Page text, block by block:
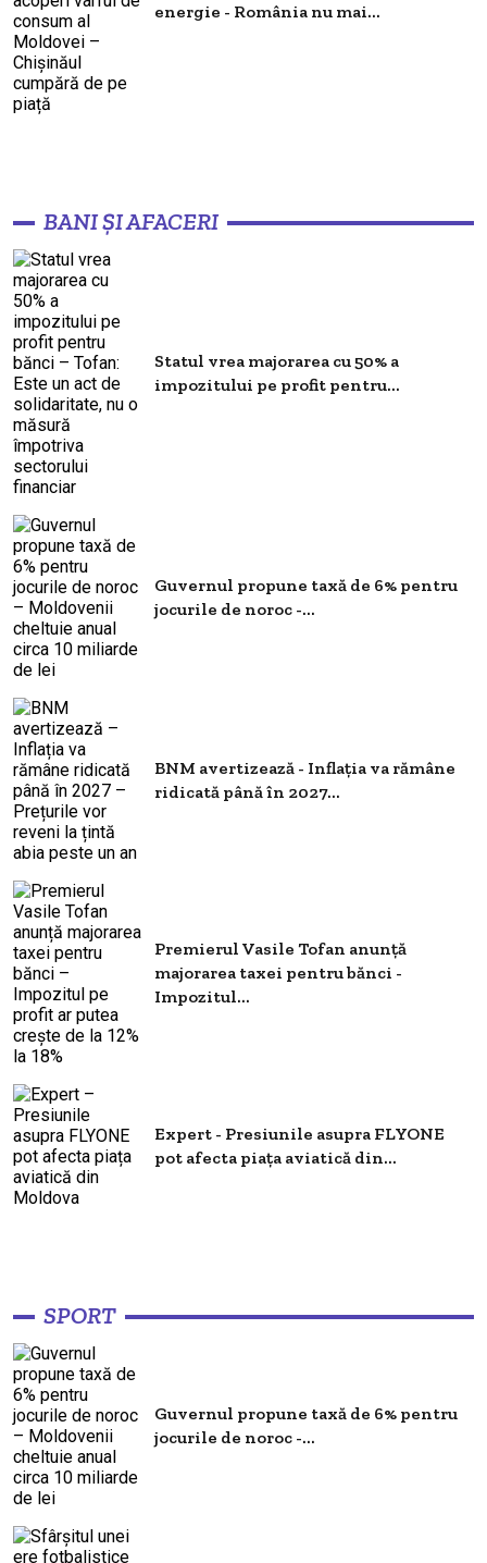
energie - România nu mai...
BANI ȘI AFACERI
Statul vrea majorarea cu 50% a
impozitului pe profit pentru...
Guvernul propune taxă de 6% pentru
jocurile de noroc -...
BNM avertizează - Inflația va rămâne
ridicată până în 2027...
Premierul Vasile Tofan anunță
majorarea taxei pentru bănci -
Impozitul...
Expert - Presiunile asupra FLYONE
pot afecta piața aviatică din...
SPORT
Guvernul propune taxă de 6% pentru
jocurile de noroc -...